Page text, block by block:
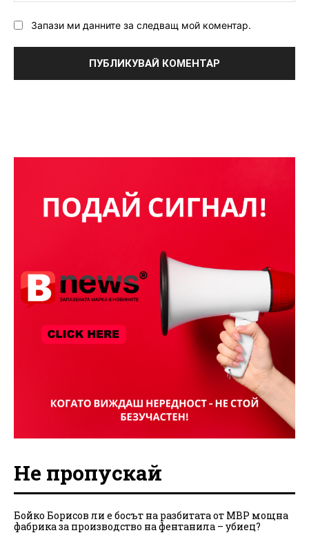
Запази ми данните за следващ мой коментар.
Не пропускай
Бойко Борисов ли е босът на разбитата от МВР мощна
фабрика за производство на фентанила – убиец?